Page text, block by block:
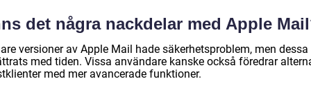
det några nackdelar med Apple
versioner av Apple Mail hade säkerhetsproblem, men dessa
med tiden. Vissa användare kanske också föredrar
med mer avancerade funktioner.